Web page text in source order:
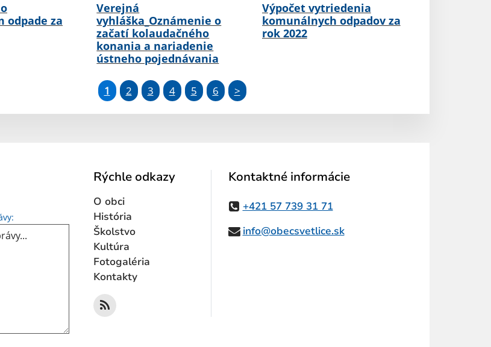
odpade za
Verejná
vyhláška_Oznámenie o
začatí kolaudačného
konania a nariadenie
ústneho pojednávania
Výpočet vytriedenia
komunálnych odpadov za
rok 2022
1 2 3 4 5 6 >
Text vašej správy...
Rýchle odkazy
O obci
História
Školstvo
Kultúra
Fotogaléria
Kontakty
Kontaktné informácie
+421 57 739 31 71
info@obecsvetlice.sk